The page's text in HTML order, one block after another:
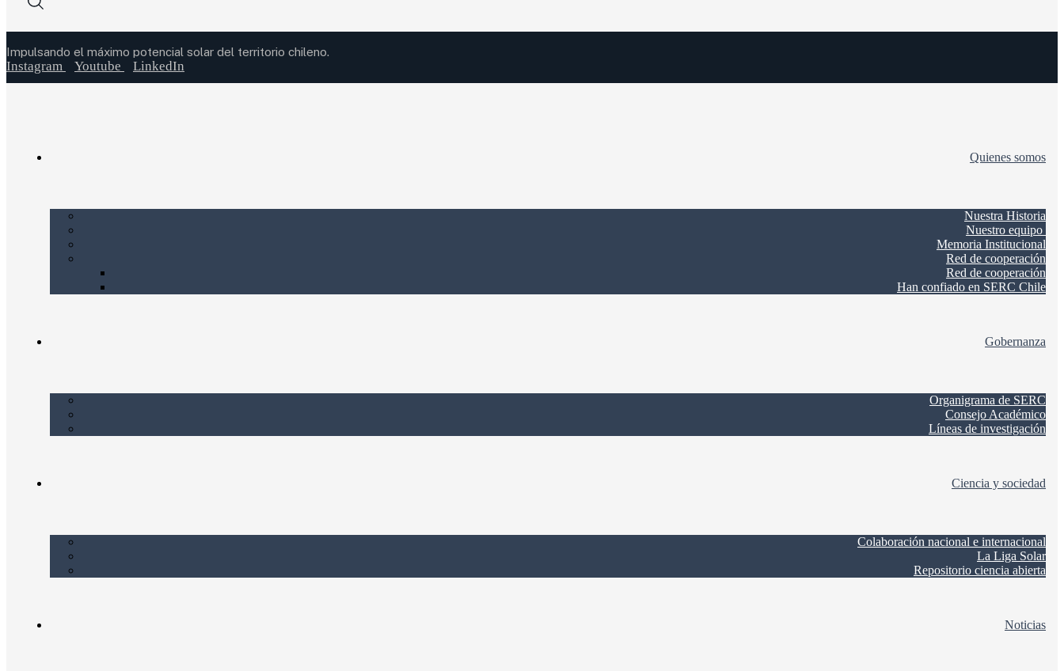
Impulsando el máximo potencial solar del territorio chileno.
Instagram Youtube LinkedIn
Quienes somos
Nuestra Historia
Nuestro equipo
Memoria Institucional
Red de cooperación
Red de cooperación
Han confiado en SERC Chile
Gobernanza
Organigrama de SERC
Consejo Académico
Líneas de investigación
Ciencia y sociedad
Colaboración nacional e internacional
La Liga Solar
Repositorio ciencia abierta
Noticias